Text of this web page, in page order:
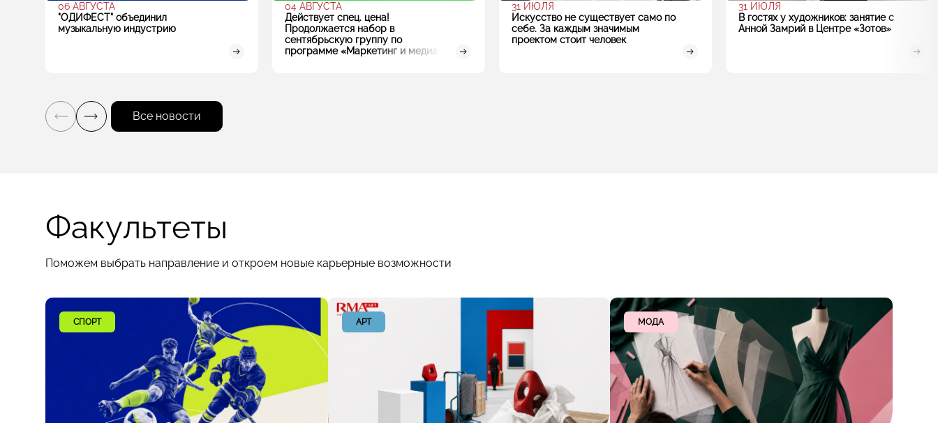
06 АВГУСТА
"ОДИФЕСТ" объединил
музыкальную индустрию
04 АВГУСТА
Действует спец. цена!
Продолжается набор в
сентябрьскую группу по
программе «Маркетинг и медиа в
31 ИЮЛЯ
Искусство не существует само по
себе. За каждым значимым
проектом стоит человек
31 ИЮЛЯ
В гостях у художников: занятие с
Анной Замрий в Центре «Зотов»
Все новости
Факультеты
Поможем выбрать направление и откроем новые карьерные возможности
СПОРТ АРТ МОДА